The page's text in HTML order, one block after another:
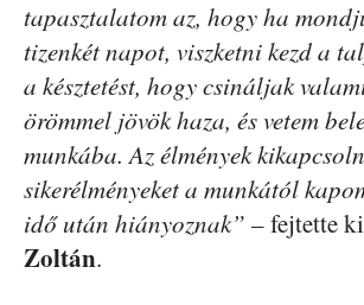
tapasztalatom az, hogy ha
tizenkét napot, viszketni kezd a
a késztetést, hogy csináljak
örömmel jövök haza, és vetem
munkába. Az élmények
sikerélményeket a munkától
idő után hiányoznak” – fejtette ki
Zoltán.